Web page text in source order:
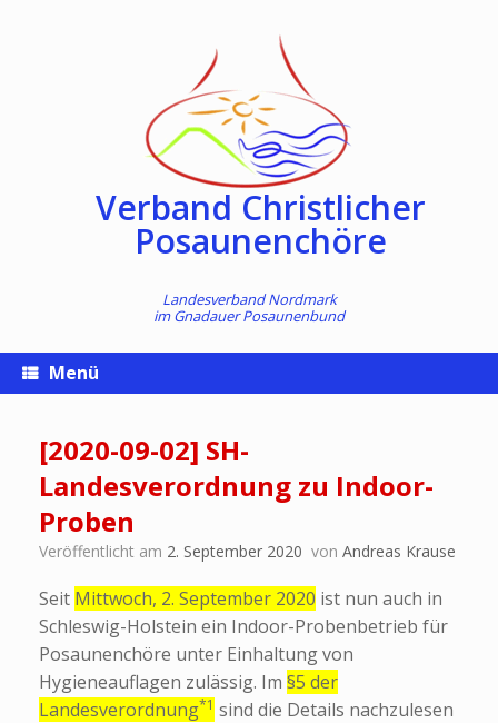
Verband Christlicher
Posaunenchöre
Landesverband Nordmark
imGnadauer Posaunenbund
Menü
[2020-09-02] SH-
Landesverordnung zu Indoor-
Proben
Veröffentlicht am 2. September 2020 von Andreas Krause
Seit Mittwoch, 2. September 2020 ist nun auch in
Schleswig-Holstein ein Indoor-Probenbetrieb für
Posaunenchöre unter Einhaltung von
Hygieneauflagen zulässig. Im §5 der
Landesverordnung*1 sind die Details nachzulesen